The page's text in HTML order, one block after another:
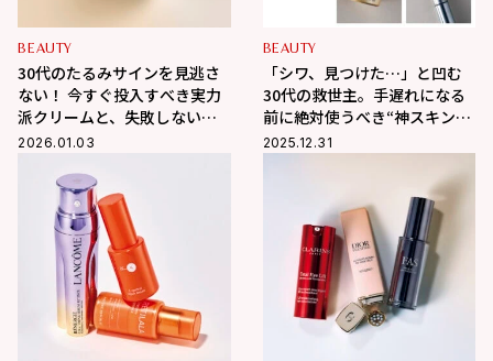
BEAUTY
30代のたるみサインを見逃さ
ない！ 今すぐ投入すべき実力
派クリームと、失敗しない美
容医療の選び方
2026.01.03
BEAUTY
「シワ、見つけた…」と凹む
30代の救世主。手遅れになる
前に絶対使うべき“神スキンケ
ア”と後悔しない美容医療の正
2025.12.31